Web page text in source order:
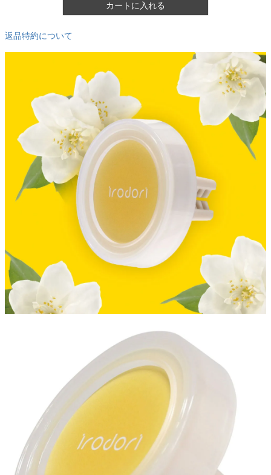
カートに入れる
返品特約について